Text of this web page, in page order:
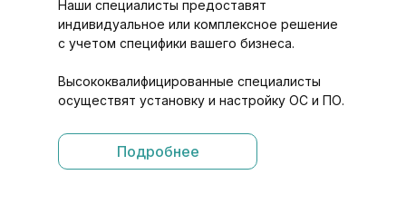
Наши специалисты предоставят
индивидуальное или комплексное решение
с учетом специфики вашего бизнеса.
Высококвалифицированные специалисты
осуществят установку и настройку ОС и ПО.
Подробнее